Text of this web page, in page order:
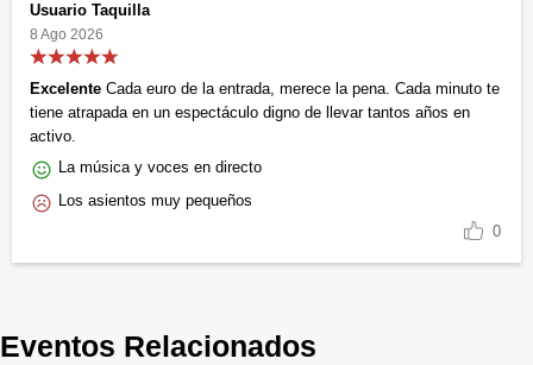
Usuario Taquilla
8 Ago 2026
Excelente Cada euro de la entrada, merece la pena. Cada minuto te
tiene atrapada en un espectáculo digno de llevar tantos años en
activo.
La música y voces en directo
Los asientos muy pequeños
0
Eventos Relacionados